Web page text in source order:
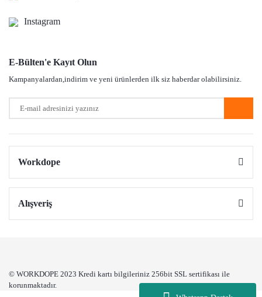
Instagram
E-Bülten'e Kayıt Olun
Kampanyalardan,indirim ve yeni ürünlerden ilk siz haberdar olabilirsiniz.
Workdope
Alışveriş
© WORKDOPE 2023 Kredi kartı bilgileriniz 256bit SSL sertifikası ile
korunmaktadır.